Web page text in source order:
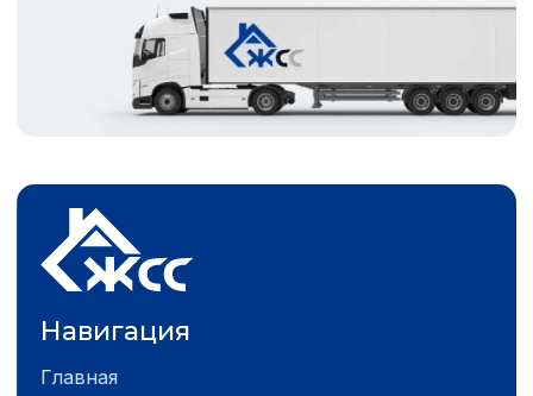
Навигация
Главная